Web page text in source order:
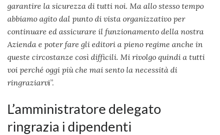
garantire la sicurezza di tutti noi. Ma allo stesso tempo
abbiamo agito dal punto di vista organizzativo per
continuare ed assicurare il funzionamento della nostra
Azienda e poter fare gli editori a pieno regime anche in
queste circostanze così difficili. Mi rivolgo quindi a tutti
voi perché oggi più che mai sento la necessità di
ringraziarvi”.
L’amministratore delegato
ringrazia i dipendenti